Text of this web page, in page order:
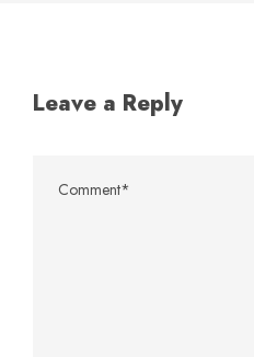
Leave a Reply